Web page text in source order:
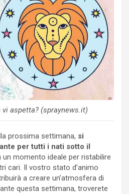
vi aspetta? (spraynews.it)
prossima settimana, si
per tutti i nati sotto il
un momento ideale per ristabilire
cari. Il vostro stato d’animo
a creare un’atmosfera di
questa settimana, troverete